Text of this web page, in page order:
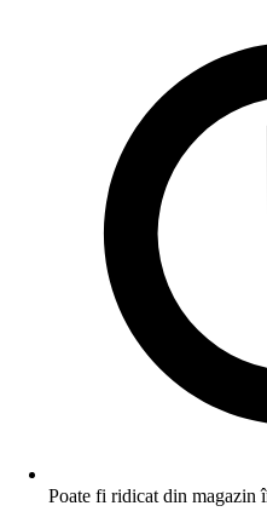
Poate fi ridicat din magazin